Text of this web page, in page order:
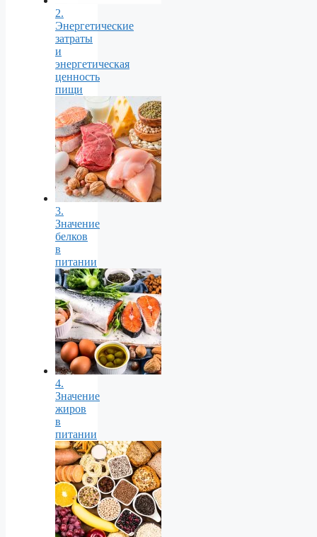
2.
Энергетические
затраты
и
энергетическая
ценность
пищи
3.
Значение
белков
в
питании
4.
Значение
жиров
в
питании